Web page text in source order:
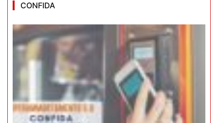
CONFIDA